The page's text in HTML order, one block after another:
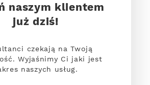
naszym klientem
już dziś!
czekają na Twoją
Wyjaśnimy Ci jaki jest
naszych usług.